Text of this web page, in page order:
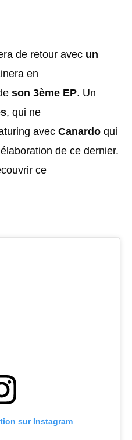
de retour avec un
en
son 3ème EP. Un
, qui ne
avec Canardo qui
de ce dernier.
ce
sur Instagram